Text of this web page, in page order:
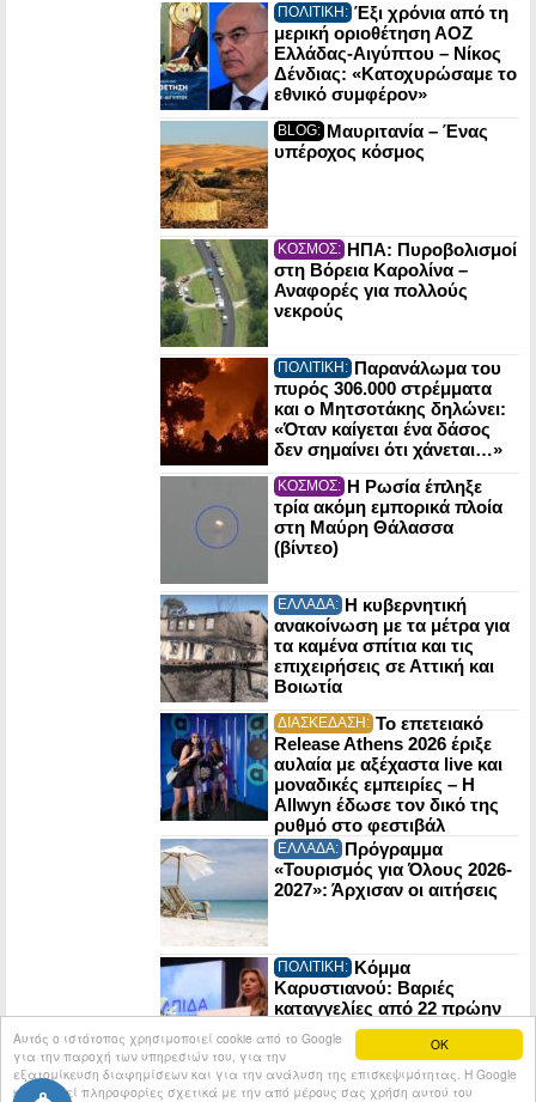
OK
Αυτός ο ιστότοπος χρησιμοποιεί cookie από το Google
για την παροχή των υπηρεσιών του, για την
εξατομίκευση διαφημίσεων και για την ανάλυση της επισκεψιμότητας. Η Google
κοινοποιεί πληροφορίες σχετικά με την από μέρους σας χρήση αυτού του
ΠΟΛΙΤΙΚΗ: Έξι χρόνια από τη
μερική οριοθέτηση ΑΟΖ
Ελλάδας-Αιγύπτου – Νίκος
Δένδιας: «Κατοχυρώσαμε το
εθνικό συμφέρον»
BLOG: Μαυριτανία – Ένας
υπέροχος κόσμος
ΚΟΣΜΟΣ: ΗΠΑ: Πυροβολισμοί
στη Βόρεια Καρολίνα –
Αναφορές για πολλούς
νεκρούς
ΠΟΛΙΤΙΚΗ: Παρανάλωμα του
πυρός 306.000 στρέμματα
και ο Μητσοτάκης δηλώνει:
«Όταν καίγεται ένα δάσος
δεν σημαίνει ότι χάνεται…»
ΚΟΣΜΟΣ: Η Ρωσία έπληξε
τρία ακόμη εμπορικά πλοία
στη Μαύρη Θάλασσα
(βίντεο)
ΕΛΛΑΔΑ: Η κυβερνητική
ανακοίνωση με τα μέτρα για
τα καμένα σπίτια και τις
επιχειρήσεις σε Αττική και
Βοιωτία
ΔΙΑΣΚΕΔΑΣΗ: Το επετειακό
Release Athens 2026 έριξε
αυλαία με αξέχαστα live και
μοναδικές εμπειρίες – Η
Allwyn έδωσε τον δικό της
ρυθμό στο φεστιβάλ
ΕΛΛΑΔΑ: Πρόγραμμα
«Τουρισμός για Όλους 2026-
2027»: Άρχισαν οι αιτήσεις
ΠΟΛΙΤΙΚΗ: Κόμμα
Καρυστιανού: Βαριές
καταγγελίες από 22 πρώην
στελέχη της Ελπίδας για τη
Δημοκρατία